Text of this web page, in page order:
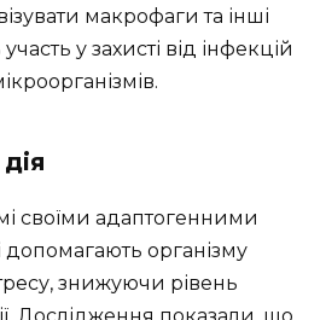
макрофаги та інші
у захисті від інфекцій
своїми адаптогенними
допомагають організму
знижуючи рівень